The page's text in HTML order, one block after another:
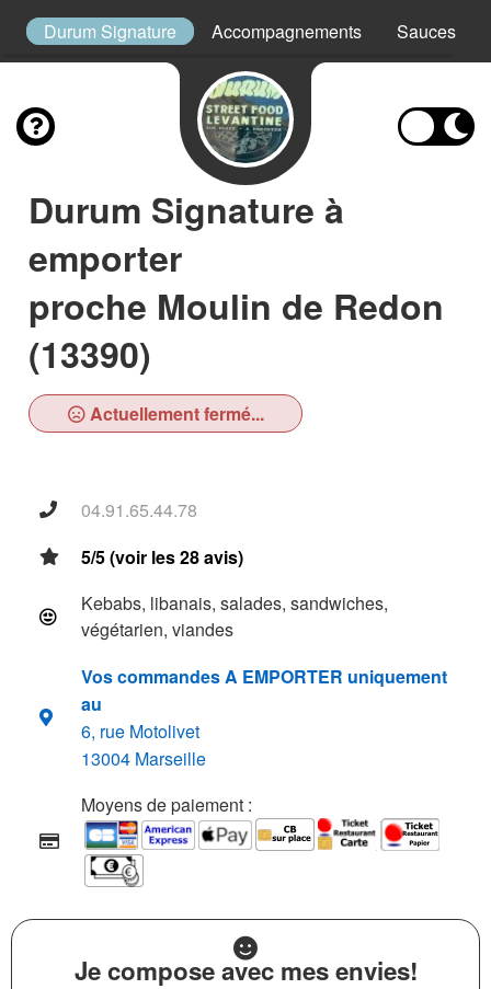
Durum Signature Accompagnements Sauces
Durum Signature à
emporter
proche Moulin de Redon
(13390)
Actuellement fermé...
04.91.65.44.78
5/5 (voir les 28 avis)
Kebabs, libanais, salades, sandwiches,
végétarien, viandes
Vos commandes A EMPORTER uniquement
au
6, rue Motolivet
13004 Marseille
Moyens de paiement :
Je compose avec mes envies!